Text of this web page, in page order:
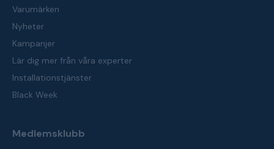
Varumärken
Nyheter
Kampanjer
Lär dig mer från våra experter
Installationstjänster
Black Week
Medlemsklubb